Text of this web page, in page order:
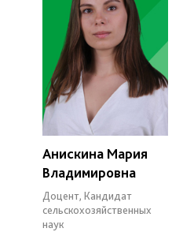
Анискина Мария
Владимировна
Доцент, Кандидат
сельскохозяйственных
наук